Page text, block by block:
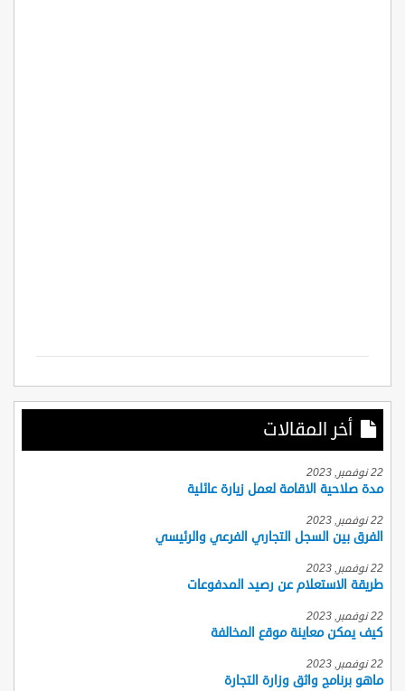
أخر المقالات
22 نوفمبر, 2023
مدة صلاحية الاقامة لعمل زيارة عائلية
22 نوفمبر, 2023
الفرق بين السجل التجاري الفرعي والرئيسي
22 نوفمبر, 2023
طريقة الاستعلام عن رصيد المدفوعات
22 نوفمبر, 2023
كيف يمكن معاينة موقع المخالفة
22 نوفمبر, 2023
ماهو برنامج واثق وزارة التجارة